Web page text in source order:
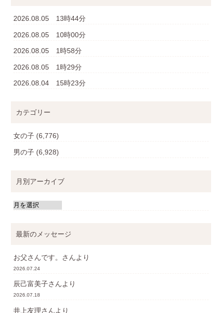
2026.08.05 13時44分
2026.08.05 10時00分
2026.08.05 1時58分
2026.08.05 1時29分
2026.08.04 15時23分
カテゴリー
女の子 (6,776)
男の子 (6,928)
月別アーカイブ
最新のメッセージ
お父さんです。 さんより
2026.07.24
辰己富美子さんより
2026.07.18
井上友理さんより